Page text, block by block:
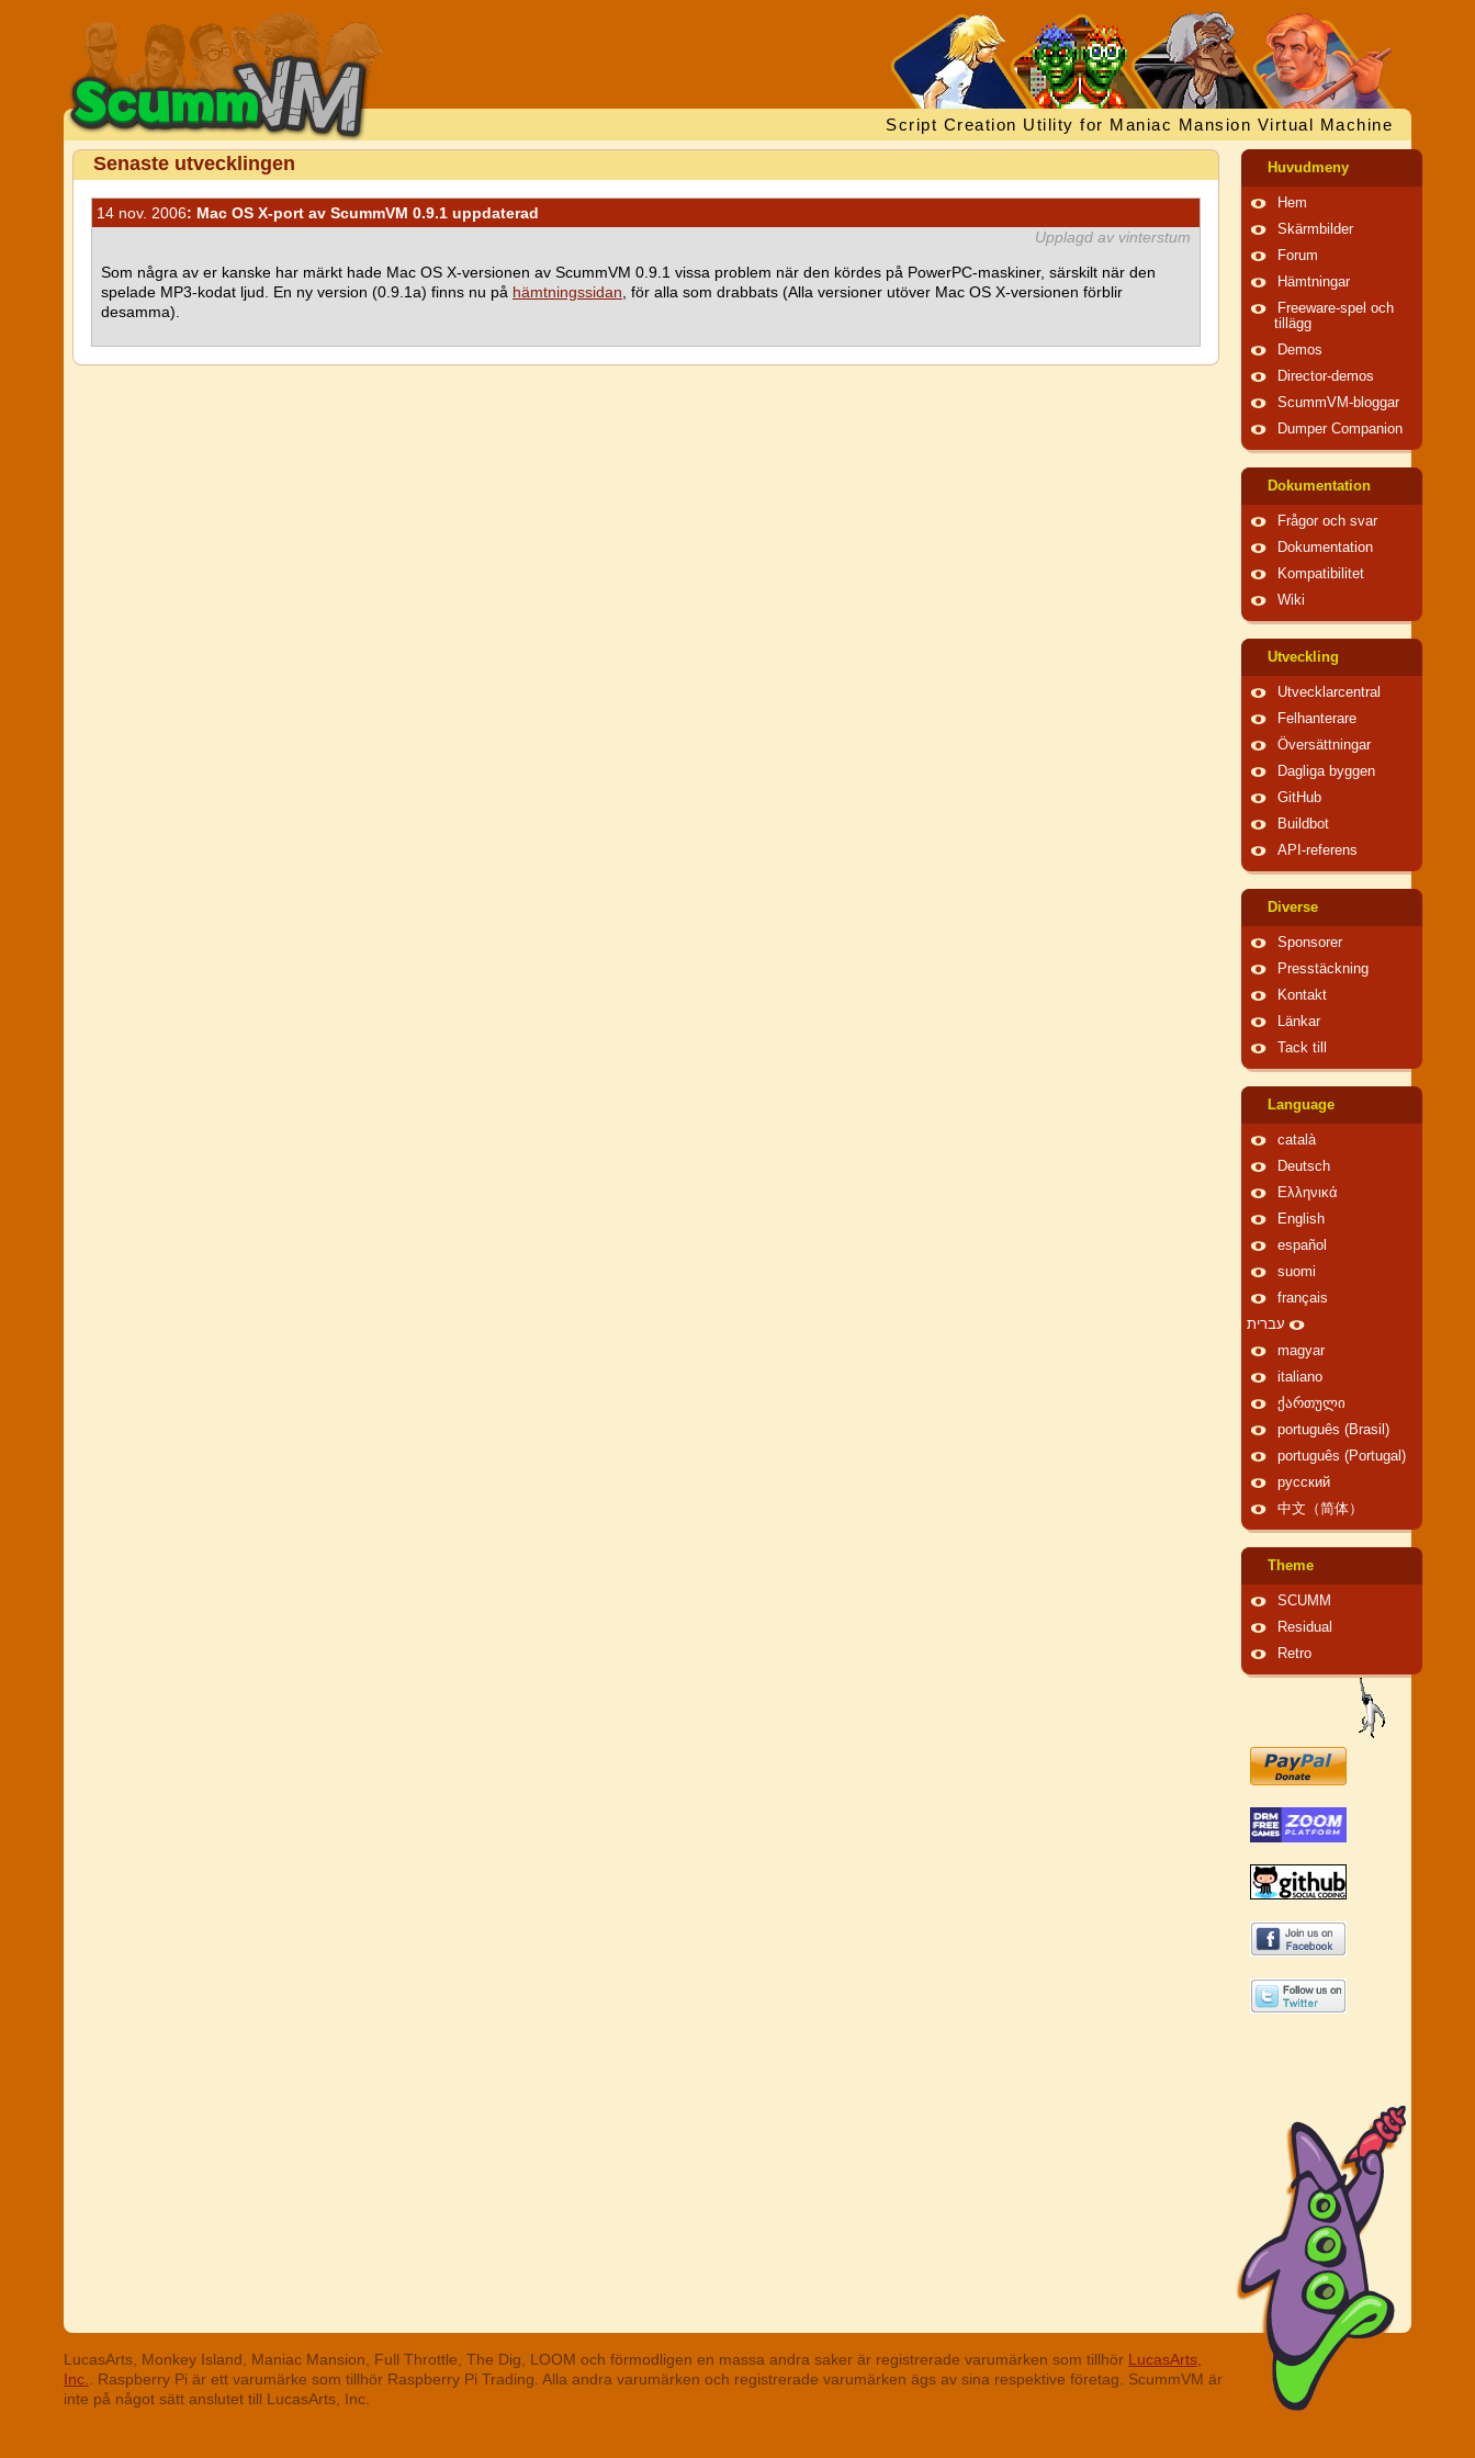
Script Creation Utility for Maniac Mansion Virtual Machine
Senaste utvecklingen
14 nov. 2006: Mac OS X-port av ScummVM 0.9.1 uppdaterad
Upplagd av vinterstum
Som några av er kanske har märkt hade Mac OS X-versionen av ScummVM 0.9.1 vissa problem när den kördes på PowerPC-maskiner, särskilt när den
spelade MP3-kodat ljud. En ny version (0.9.1a) finns nu på hämtningssidan , för alla som drabbats (Alla versioner utöver Mac OS X-versionen förblir
desamma).
Huvudmeny
Hem
Skärmbilder
Forum
Hämtningar
Freeware-spel och
tillägg
Demos
Director-demos
ScummVM-bloggar
Dumper Companion
Dokumentation
Frågor och svar
Dokumentation
Kompatibilitet
Wiki
Utveckling
Utvecklarcentral
Felhanterare
Översättningar
Dagliga byggen
GitHub
Buildbot
API-referens
Diverse
Sponsorer
Presstäckning
Kontakt
Länkar
Tack till
Language
català
Deutsch
Ελληνικά
English
español
suomi
français
עברית
magyar
italiano
ქართული
português (Brasil)
português (Portugal)
русский
中文（简体）
Theme
SCUMM
Residual
Retro
LucasArts, Monkey Island, Maniac Mansion, Full Throttle, The Dig, LOOM och förmodligen en massa andra saker är registrerade varumärken som tillhör LucasArts,
Inc.
. Raspberry Pi är ett varumärke som tillhör Raspberry Pi Trading. Alla andra varumärken och registrerade varumärken ägs av sina respektive företag. ScummVM är
inte på något sätt anslutet till LucasArts, Inc.